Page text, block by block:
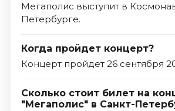
Мегаполис выступит в
Петербурге.
Когда пройдет концерт?
Концерт пройдет 26 сентября
Сколько стоит билет на
"Мегаполис" в Санкт-